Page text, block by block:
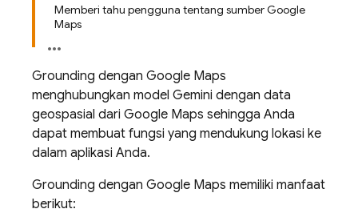
Memberi tahu pengguna tentang sumber Google
Maps
Grounding dengan Google Maps
menghubungkan model Gemini dengan data
geospasial dari Google Maps sehingga Anda
dapat membuat fungsi yang mendukung lokasi ke
dalam aplikasi Anda.
Grounding dengan Google Maps memiliki manfaat
berikut: